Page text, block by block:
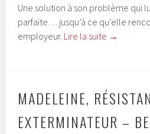
Une solution à son problème qui
parfaite… jusqu’à ce qu’elle
employeur. Lire la suite →
MADELEINE,
EXTERMINATEUR –